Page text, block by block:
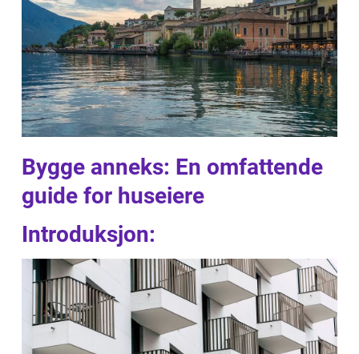
Bygge anneks: En omfattende
guide for huseiere
Introduksjon: